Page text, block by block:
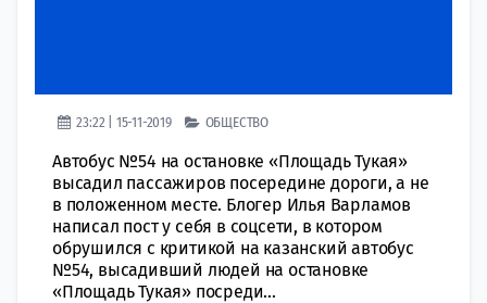
23:22 | 15-11-2019 ОБЩЕСТВО
Автобус №54 на остановке «Площадь Тукая»
высадил пассажиров посередине дороги, а не
в положенном месте. Блогер Илья Варламов
написал пост у себя в соцсети, в котором
обрушился с критикой на казанский автобус
№54, высадивший людей на остановке
«Площадь Тукая» посреди...